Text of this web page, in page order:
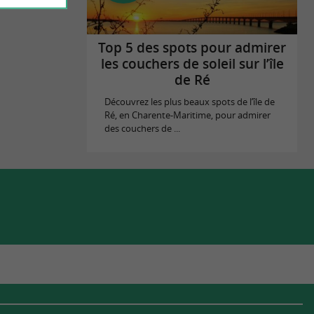
Top 5 des spots pour admirer
les couchers de soleil sur l’île
de Ré
Découvrez les plus beaux spots de l’île de
Ré, en Charente-Maritime, pour admirer
des couchers de ...